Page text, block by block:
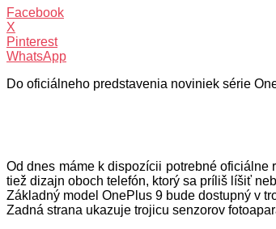
Facebook
X
Pinterest
WhatsApp
Do oficiálneho predstavenia noviniek série
Od dnes máme k dispozícii potrebné oficiálne
tiež dizajn oboch telefón, ktorý sa príliš líšiť
Základný model OnePlus 9 bude dostupný v
Zadná strana ukazuje trojicu senzorov